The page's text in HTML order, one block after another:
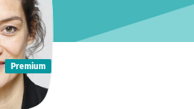
Premium